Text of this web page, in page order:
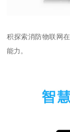
积探索消防物联网
能力。